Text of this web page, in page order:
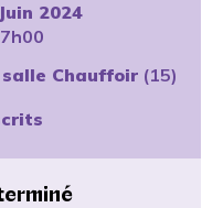
2024
Chauffoir(15)